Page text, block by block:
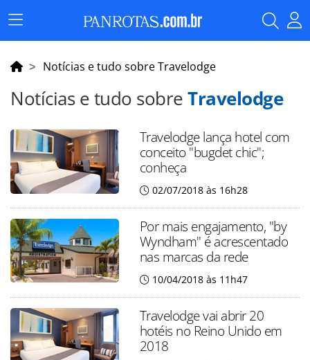
Menu
Principal
Notícias e tudo sobre Travelodge
Notícias e tudo sobreTravelodge
Travelodge lança hotel com
conceito "bugdet chic";
conheça
02/07/2018 às 16h28
Por mais engajamento, "by
Wyndham" é acrescentado
nas marcas da rede
10/04/2018 às 11h47
Travelodge vai abrir 20
hotéis no Reino Unido em
2018